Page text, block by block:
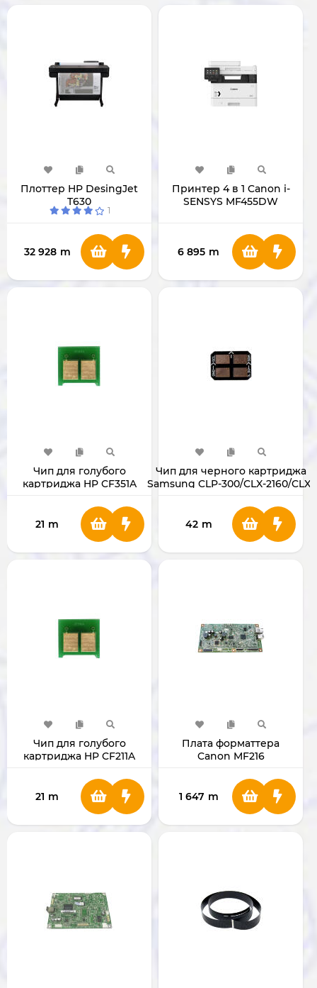
Плоттер HP DesingJet
T630
1
32 928 m
Принтер 4 в 1 Canon i-
SENSYS MF455DW
6 895 m
Чип для голубого
картриджа HP CF351A
21 m
Чип для черного картриджа
Samsung CLP-300/CLX-2160/CLX-
CLP300/300N/CLX2161/3160N/
42 m
Чип для голубого
картриджа HP CF211A
21 m
Плата форматтера
Canon MF216
1 647 m